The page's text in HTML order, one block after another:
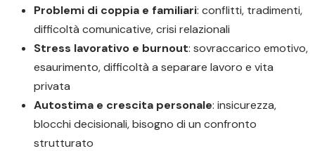
Problemi di coppia e familiari: conflitti, tradimenti,
difficoltà comunicative, crisi relazionali
Stress lavorativo e burnout: sovraccarico emotivo,
esaurimento, difficoltà a separare lavoro e vita
privata
Autostima e crescita personale: insicurezza,
blocchi decisionali, bisogno di un confronto
strutturato